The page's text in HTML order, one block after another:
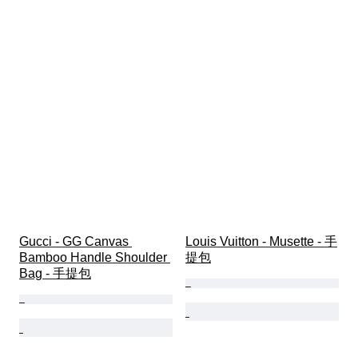
Gucci - GG Canvas
Bamboo Handle Shoulder
Bag - 手提包
Louis Vuitton - Musette - 手
提包